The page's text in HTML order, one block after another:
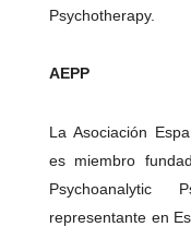
Psychotherapy.
AEPP
La Asociación
es miembro
Psychoanalytic
representante en